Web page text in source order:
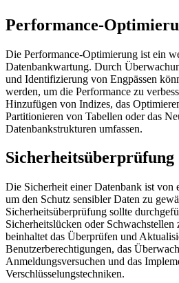
Performance-
Die Performance-Optimierung ist ein
Datenbankwartung. Durch
und Identifizierung von Engpässen
werden, um die Performance zu
Hinzufügen von Indizes, das
Partitionieren von Tabellen oder das
Datenbankstrukturen umfassen.
Sicherheitsüberprüfung
Die Sicherheit einer Datenbank ist von
um den Schutz sensibler Daten zu
Sicherheitsüberprüfung sollte
Sicherheitslücken oder
beinhaltet das Überprüfen und
Benutzerberechtigungen, das
Anmeldungsversuchen und das
Verschlüsselungstechniken.